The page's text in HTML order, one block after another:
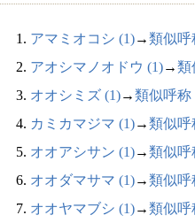
1. アマミオコシ (1)→類似呼
2. アオシマノオドウ (1)→類
3. オオシミズ (1)→類似呼称
4. カミカマジマ (1)→類似呼
5. オオアシサン (1)→類似呼
6. オオダマサマ (1)→類似呼
7. オオヤマブシ (1)→類似呼